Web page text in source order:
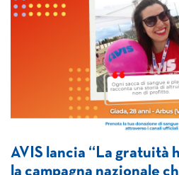
AVIS lancia “La gratuità
la campagna nazionale